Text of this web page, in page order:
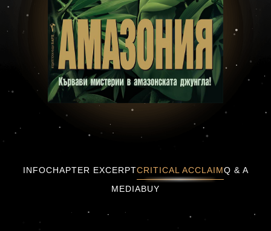
INFOCHAPTER EXCERPTCRITICAL ACCLAIMQ & A
MEDIABUY